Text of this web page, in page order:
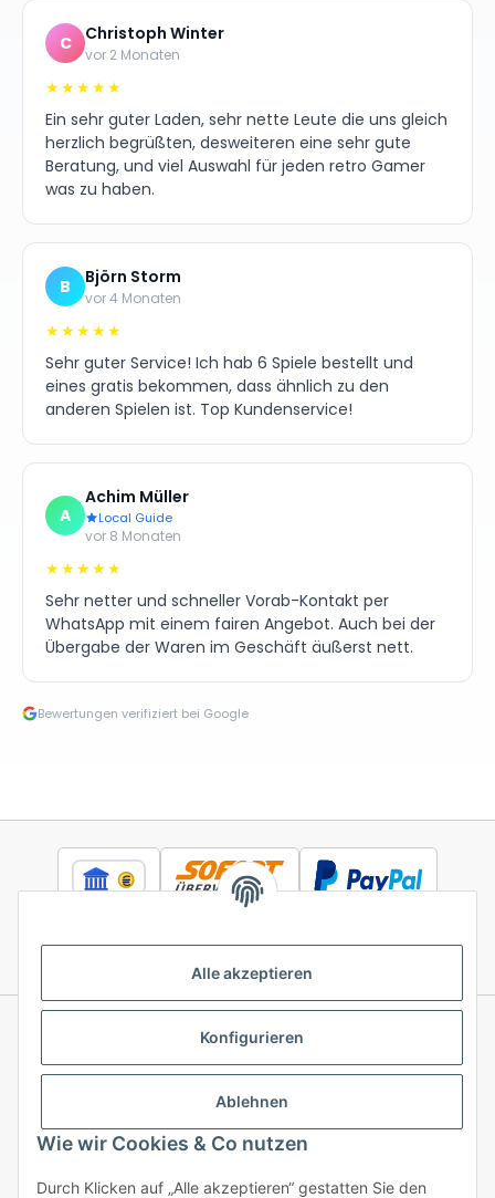
Alle akzeptieren
Konfigurieren
Ablehnen
Wie wir Cookies & Co nutzen
Durch Klicken auf „Alle akzeptieren“ gestatten Sie den
C Christoph Winter
vor 2 Monaten
★★★★★
Ein sehr guter Laden, sehr nette Leute die uns gleich
herzlich begrüßten, desweiteren eine sehr gute
Beratung, und viel Auswahl für jeden retro Gamer
was zu haben.
B Björn Storm
vor 4 Monaten
★★★★★
Sehr guter Service! Ich hab 6 Spiele bestellt und
eines gratis bekommen, dass ähnlich zu den
anderen Spielen ist. Top Kundenservice!
A
Achim Müller
Local Guide
vor 8 Monaten
★★★★★
Sehr netter und schneller Vorab-Kontakt per
WhatsApp mit einem fairen Angebot. Auch bei der
Übergabe der Waren im Geschäft äußerst nett.
Bewertungen verifiziert bei Google
Informationen
Gesetzliche Informationen